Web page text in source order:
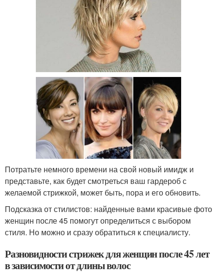
Потратьте немного времени на свой новый имидж и
представьте, как будет смотреться ваш гардероб с
желаемой стрижкой, может быть, пора и его обновить.
Подсказка от стилистов: найденные вами красивые фото
женщин после 45 помогут определиться с выбором
стиля. Но можно и сразу обратиться к специалисту.
Разновидности стрижек для женщин после 45 лет
в зависимости от длины волос